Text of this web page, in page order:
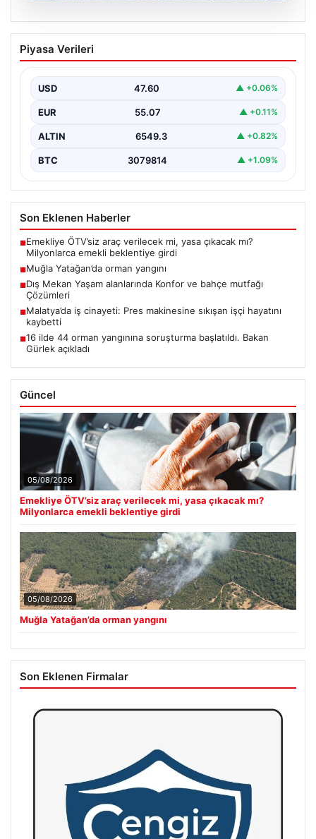
Muğla Yatağan’da orman yangını
Piyasa Verileri
USD 47.60 ▲ +0.06%
EUR 55.07 ▲ +0.11%
ALTIN 6549.3 ▲ +0.82%
BTC 3079814 ▲ +1.09%
Son Eklenen Haberler
■Emekliye ÖTV’siz araç verilecek mi, yasa çıkacak mı?
Milyonlarca emekli beklentiye girdi
■Muğla Yatağan’da orman yangını
■Dış Mekan Yaşam alanlarında Konfor ve bahçe mutfağı
Çözümleri
■Malatya’da iş cinayeti: Pres makinesine sıkışan işçi hayatını
kaybetti
■16 ilde 44 orman yangınına soruşturma başlatıldı. Bakan
Gürlek açıkladı
Güncel
05/08/2026
Emekliye ÖTV’siz araç verilecek mi, yasa çıkacak mı?
Milyonlarca emekli beklentiye girdi
05/08/2026
Muğla Yatağan’da orman yangını
Son Eklenen Firmalar